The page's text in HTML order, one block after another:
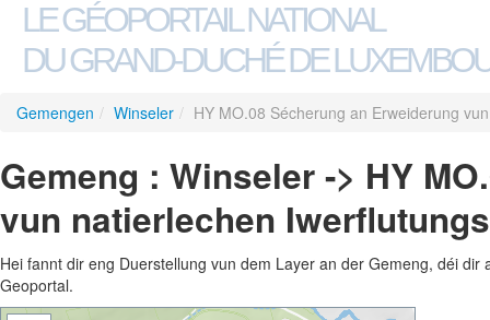
LE GÉOPORTAIL NATIONAL
DU GRAND-DUCHÉ DE
Gemengen / Winseler / HY MO.08 Sécherung an Erweiderung
Gemeng : Winseler -> HY
vun natierlechen
Hei fannt dir eng Duerstellung vun dem Layer an der Gemeng, déi
Geoportal.